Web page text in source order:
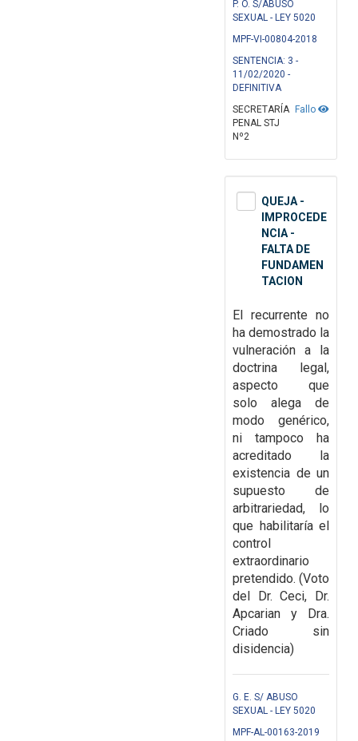
P. O. S/ABUSO
SEXUAL - LEY 5020
MPF-VI-00804-2018
SENTENCIA: 3 -
11/02/2020 -
DEFINITIVA
Fallo
SECRETARÍA
PENAL STJ
Nº2
QUEJA -
IMPROCEDE
NCIA -
FALTA DE
FUNDAMEN
TACION
El recurrente no
ha demostrado la
vulneración a la
doctrina legal,
aspecto que
solo alega de
modo genérico,
ni tampoco ha
acreditado la
existencia de un
supuesto de
arbitrariedad, lo
que habilitaría el
control
extraordinario
pretendido. (Voto
del Dr. Ceci, Dr.
Apcarian y Dra.
Criado sin
disidencia)
G. E. S/ ABUSO
SEXUAL - LEY 5020
MPF-AL-00163-2019